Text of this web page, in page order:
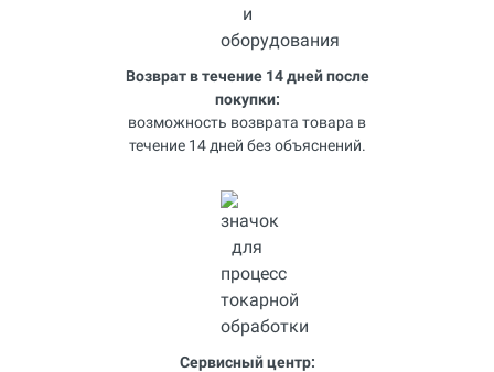
Возврат в течение 14 дней после
покупки:
возможность возврата товара в
течение 14 дней без объяснений.
Сервисный центр: